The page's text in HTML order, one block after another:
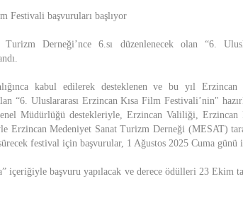
Festivali başvuruları başlıyor
Derneği’nce 6.sı düzenlenecek olan “6.
kabul edilerek desteklenen ve bu yıl
“6. Uluslararası Erzincan Kısa Film Festivali’nin"
Müdürlüğü destekleriyle, Erzincan Valiliği,
Erzincan Medeniyet Sanat Turizm Derneği (MESAT)
festival için başvurular, 1 Ağustos 2025 Cuma günü
içeriğiyle başvuru yapılacak ve derece ödülleri 23 Ekim